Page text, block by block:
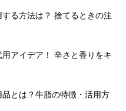
る方法は？ 捨てるときの注
アイデア！ 辛さと香りをキ
とは？牛脂の特徴・活用方